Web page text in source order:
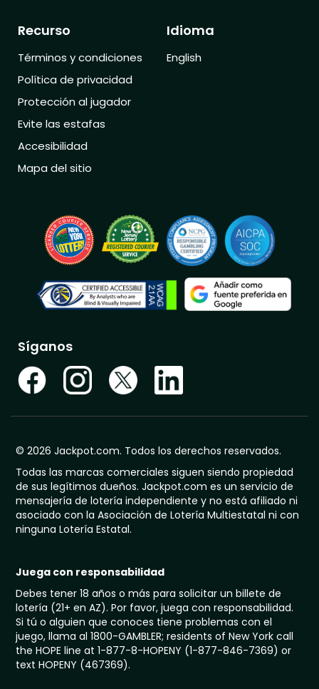
Recurso
Términos y condiciones
Política de privacidad
Protección al jugador
Evite las estafas
Accesibilidad
Mapa del sitio
Idioma
English
Síganos
© 2026 Jackpot.com. Todos los derechos reservados.
Todas las marcas comerciales siguen siendo propiedad
de sus legítimos dueños. Jackpot.com es un servicio de
mensajería de lotería independiente y no está afiliado ni
asociado con la Asociación de Lotería Multiestatal ni con
ninguna Lotería Estatal.
Juega con responsabilidad
Debes tener 18 años o más para solicitar un billete de
lotería (21+ en AZ). Por favor, juega con responsabilidad.
Si tú o alguien que conoces tiene problemas con el
juego, llama al 1800-GAMBLER; residents of New York call
the HOPE line at 1-877-8-HOPENY (1-877-846-7369) or
text HOPENY (467369).